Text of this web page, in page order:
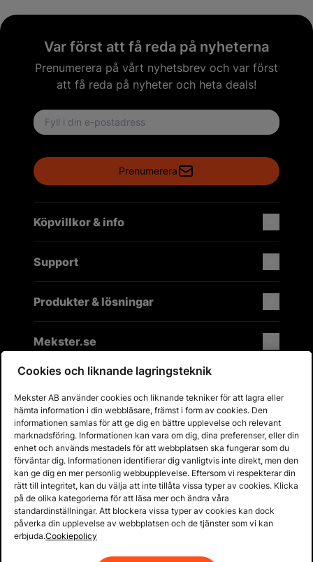
Var först att få reda på nyheterna
Prenumerera på vårt nyhetsbrev och var först
att få reda på nyheter och heta deals!
Email address
Prenumerera
Köpvillkor & info
Support
Produkter & lösningar
Mekster.se
Prisgaranti på reservdelar
Lager i Sverige
60 dagars öppet köp
Fria returer
Cookies och liknande lagringsteknik
Mekster AB använder cookies och liknande tekniker för att lagra eller
hämta information i din webbläsare, främst i form av cookies. Den
informationen samlas för att ge dig en bättre upplevelse och relevant
marknadsföring. Informationen kan vara om dig, dina preferenser, eller din
enhet och används mestadels för att webbplatsen ska fungerar som du
förväntar dig. Informationen identifierar dig vanligtvis inte direkt, men den
kan ge dig en mer personlig webbupplevelse. Eftersom vi respekterar din
rätt till integritet, kan du välja att inte tillåta vissa typer av cookies. Klicka
på de olika kategorierna för att läsa mer och ändra våra
standardinställningar. Att blockera vissa typer av cookies kan dock
påverka din upplevelse av webbplatsen och de tjänster som vi kan
erbjuda.Cookiepolicy